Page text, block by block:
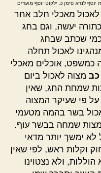
יוסף לנדא סימן כ. ילקוט יוסף מועדים
מאכלי חלב אחר
יעשה, וגם בחג
כמי שכתב שבחג
לאכול תחלה
כמשפט, אוכלים מאכלי
כב מצוה לאכול ביום
שמחת החג, שאין
פי שעיקר המצוה
בשר בהמה מטעמי
מצות שמחה בבשר עוף.
לא ימשך יותר מדאי
וקלות ראש, לפי שאין
ולא נצטוינו